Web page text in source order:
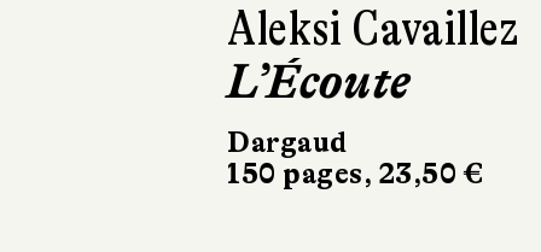
Éric Dupont
La Couleur du
temps ou
L’Incroyable